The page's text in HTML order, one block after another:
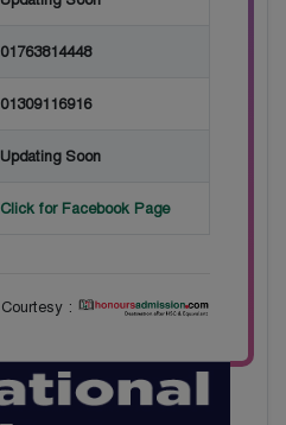
01763814448
01309116916
Updating Soon
Click for Facebook Page
Courtesy :